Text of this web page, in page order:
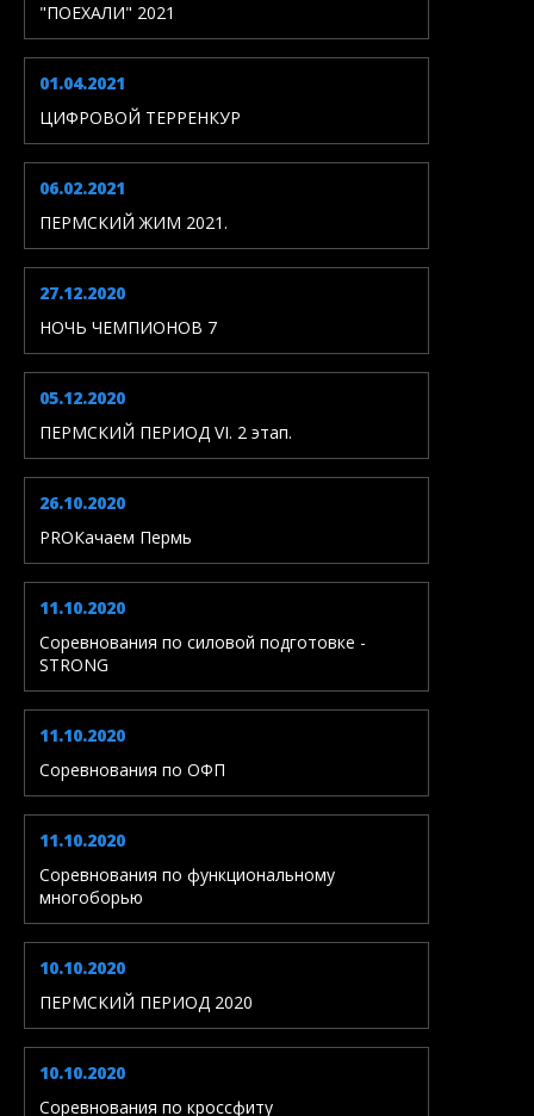
"ПОЕХАЛИ" 2021
01.04.2021
ЦИФРОВОЙ ТЕРРЕНКУР
06.02.2021
ПЕРМСКИЙ ЖИМ 2021.
27.12.2020
НОЧЬ ЧЕМПИОНОВ 7
05.12.2020
ПЕРМСКИЙ ПЕРИОД VI. 2 этап.
26.10.2020
PROКачаем Пермь
11.10.2020
Соревнования по силовой подготовке -
STRONG
11.10.2020
Соревнования по ОФП
11.10.2020
Соревнования по функциональному
многоборью
10.10.2020
ПЕРМСКИЙ ПЕРИОД 2020
10.10.2020
Соревнования по кроссфиту